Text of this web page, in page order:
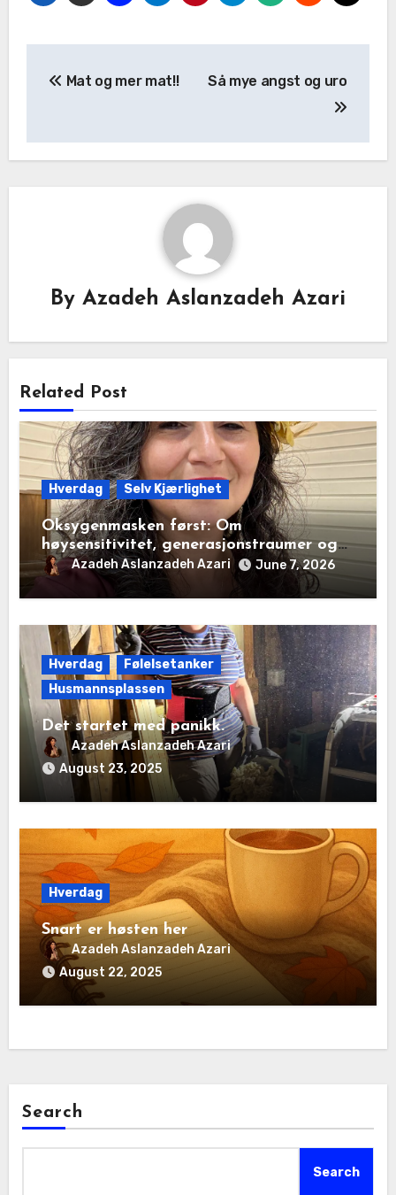
Mat og mer mat!! Så mye angst og uro
By Azadeh Aslanzadeh Azari
Related Post
Hverdag Selv Kjærlighet
Oksygenmasken først: Om
høysensitivitet, generasjonstraumer og
det disiplinerte tunnelsynet
Azadeh Aslanzadeh Azari June 7, 2026
Hverdag
Følelsetanker
Husmannsplassen
Det startet med panikk.
Azadeh Aslanzadeh Azari
August 23, 2025
Hverdag
Snart er høsten her
Azadeh Aslanzadeh Azari
August 22, 2025
Search
Search